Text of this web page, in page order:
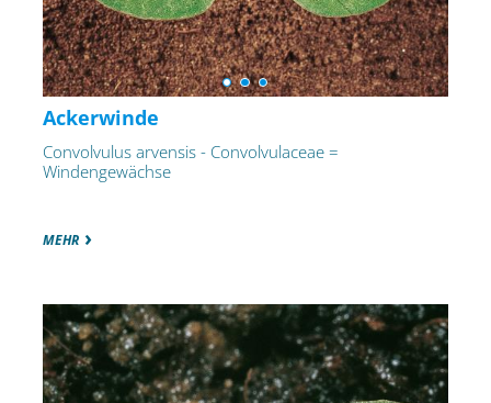
Ackerwinde
Convolvulus arvensis - Convolvulaceae =
Windengewächse
MEHR